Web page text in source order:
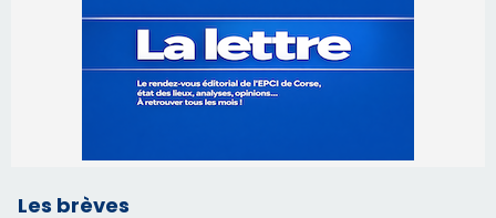
06/08/2026 15:57
Ucciani – Marché des producteurs à Cruculi le
Corte – L’association A Nuciola organise une
projection sous les étoiles